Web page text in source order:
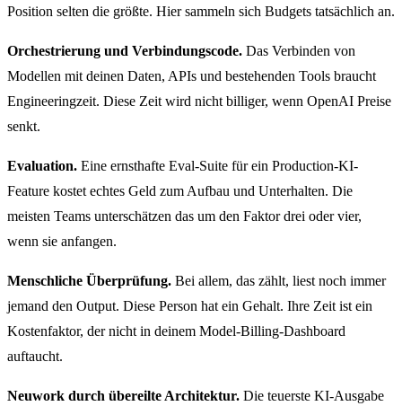
Position selten die größte. Hier sammeln sich Budgets tatsächlich an.
Orchestrierung und Verbindungscode. Das Verbinden von
Modellen mit deinen Daten, APIs und bestehenden Tools braucht
Engineeringzeit. Diese Zeit wird nicht billiger, wenn OpenAI Preise
senkt.
Evaluation. Eine ernsthafte Eval-Suite für ein Production-KI-
Feature kostet echtes Geld zum Aufbau und Unterhalten. Die
meisten Teams unterschätzen das um den Faktor drei oder vier,
wenn sie anfangen.
Menschliche Überprüfung. Bei allem, das zählt, liest noch immer
jemand den Output. Diese Person hat ein Gehalt. Ihre Zeit ist ein
Kostenfaktor, der nicht in deinem Model-Billing-Dashboard
auftaucht.
Neuwork durch übereilte Architektur. Die teuerste KI-Ausgabe